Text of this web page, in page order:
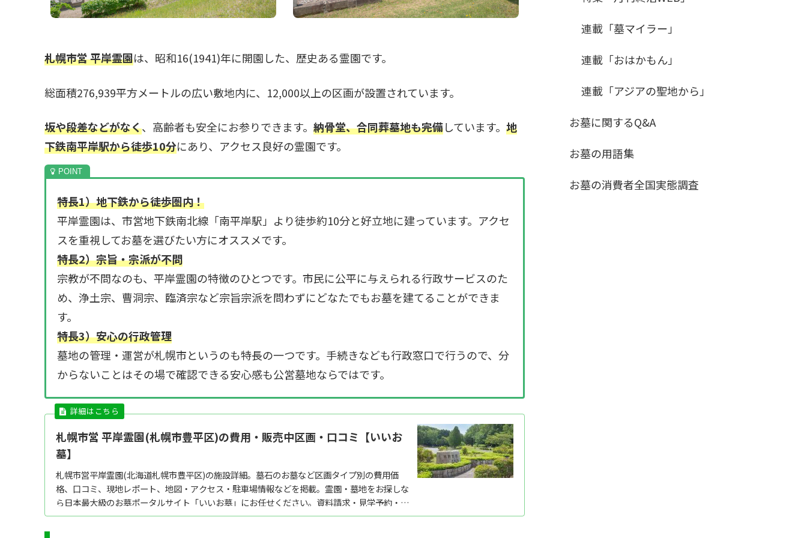
札幌市営 平岸霊園は、昭和16(1941)年に開園した、歴史ある霊園です。
総面積276,939平方メートルの広い敷地内に、12,000以上の区画が設置されています。
坂や段差などがなく、高齢者も安全にお参りできます。 納骨堂、合同葬墓地も完備しています。 地
下鉄南平岸駅から徒歩10分にあり、アクセス良好の霊園です。
特長1）地下鉄から徒歩圏内！
平岸霊園は、市営地下鉄南北線「南平岸駅」より徒歩約10分と好立地に建っています。アクセ
スを重視してお墓を選びたい方にオススメです。
特長2）宗旨・宗派が不問
宗教が不問なのも、平岸霊園の特徴のひとつです。市民に公平に与えられる行政サービスのた
め、浄土宗、曹洞宗、臨済宗など宗旨宗派を問わずにどなたでもお墓を建てることができま
す。
特長3）安心の行政管理
墓地の管理・運営が札幌市というのも特長の一つです。手続きなども行政窓口で行うので、分
からないことはその場で確認できる安心感も公営墓地ならではです。
札幌市営 平岸霊園(札幌市豊平区)の費用・販売中区画・口コミ【いいお
墓】
札幌市営平岸霊園(北海道札幌市豊平区)の施設詳細。墓石のお墓など区画タイプ別の費用価
格、口コミ、現地レポート、地図・アクセス・駐車場情報などを掲載。霊園・墓地をお探しな
ら日本最大級のお墓ポータルサイト「いいお墓」にお任せください。資料請求・見学予約・お
墓の相談はすべて無料！建墓のポイント、石材店の選び方など、お墓探しに...
連載「墓マイラー」
連載「おはかもん」
連載「アジアの聖地から」
お墓に関するQ&A
お墓の用語集
お墓の消費者全国実態調査